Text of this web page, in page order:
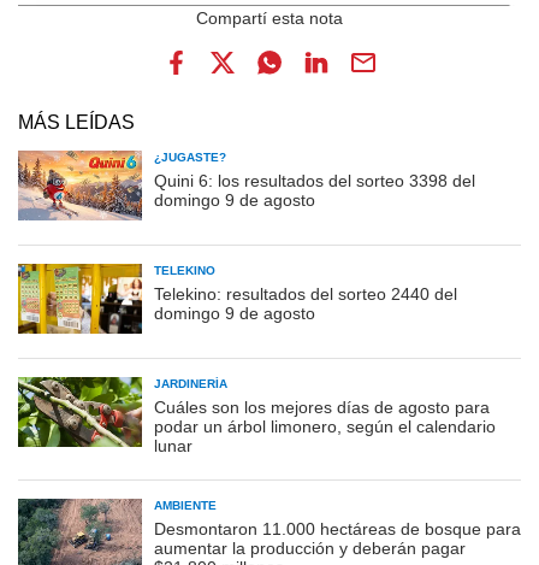
MÁS LEÍDAS
¿JUGASTE?
Quini 6: los resultados del sorteo 3398 del
domingo 9 de agosto
TELEKINO
Telekino: resultados del sorteo 2440 del
domingo 9 de agosto
JARDINERÍA
Cuáles son los mejores días de agosto para
podar un árbol limonero, según el calendario
lunar
AMBIENTE
Desmontaron 11.000 hectáreas de bosque para
aumentar la producción y deberán pagar